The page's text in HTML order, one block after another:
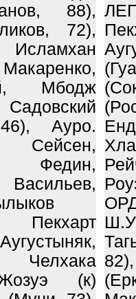
88),
72),
Мбодж
Ауро.
Федин,
Челхака
(к)